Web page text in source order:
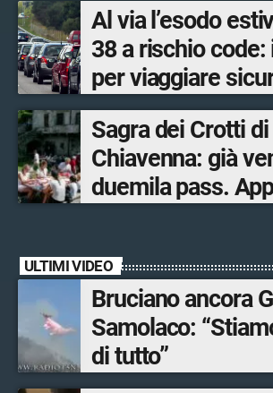
Al via l’esodo
38 a rischio
per viaggiare
Sagra dei Crotti di
Chiavenna: già
duemila pass.
ULTIMI VIDEO
Bruciano ancora
Samolaco:
di tutto”